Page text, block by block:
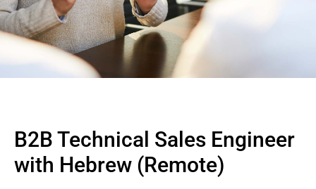
B2B Technical Sales Engineer
with Hebrew (Remote)